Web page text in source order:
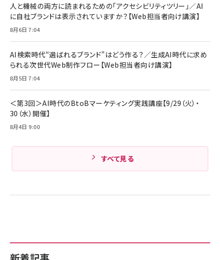
組織の成果を最大化する ルールのデザイン
￥1,980
Amazonランキングをもっと見る
技術基準適合】ブラック
￥5,990
ケーブル Anker絡まないケーブル 240W 結束バン
ド付き USB PD対応 シリコン素材採用 iPhone
17 / 16 / 15 / Galaxy iPad Pro MacBook
Pro/Air 各種対応 (1.8m ミッドナイトブラック)
￥1,890
サッポロ 生ビール 黒ラベル 350ml 缶 24本 ビー
ル ケース買い【6/30応募〆切! 黒ラベルビヤセラー
￥4,857
人と機械の両方に読まれるための「アクセシビリティツリー」／AI
に自社ブランドは表示されていますか？【Web担当者向け講演】
8月6日 7:04
AI検索時代“選ばれるブランド”はどう作る？／生成AI時代に求め
られる次世代Web制作フロー【Web担当者向け講演】
8月5日 7:04
＜第3回＞AI時代のBtoBマーケティング実践講座【9/29（火）・
30（水）開催】
8月4日 9:00
すべて見る